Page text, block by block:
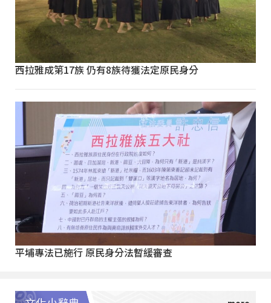
西拉雅成第17族 仍有8族待獲法定原民身分
平埔專法已施行 原民身分法暫緩審查